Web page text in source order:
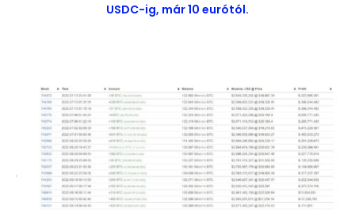
USDC-ig, már 10 eurótól.